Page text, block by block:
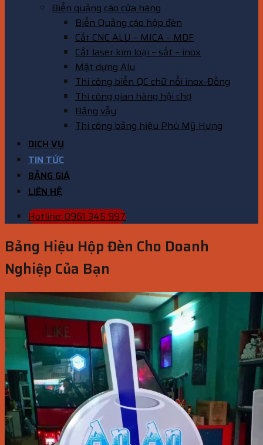
Biển quảng cáo cửa hàng
Biển Quảng cáo hộp đèn
Cắt CNC ALU – MICA – MDF
Cắt laser kim loại – sắt – inox
Mặt dựng Alu
Thi công biển QC chữ nổi inox-Đồng
Thi công gian hàng hội chợ
Bảng vẫy
Thi công bảng hiệu Phú Mỹ Hưng
DỊCH VỤ
TIN TỨC
BẢNG GIÁ
LIÊN HỆ
Hotline: 0961 345 997
Bảng Hiệu Hộp Đèn Cho Doanh
Nghiệp Của Bạn